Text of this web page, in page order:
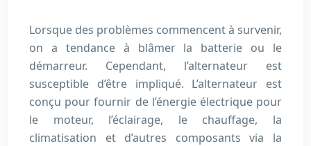
Lorsque des problèmes commencent à survenir,
on a tendance à blâmer la batterie ou le
démarreur. Cependant, l’alternateur est
susceptible d’être impliqué. L’alternateur est
conçu pour fournir de l’énergie électrique pour
le moteur, l’éclairage, le chauffage, la
climatisation et d’autres composants via la